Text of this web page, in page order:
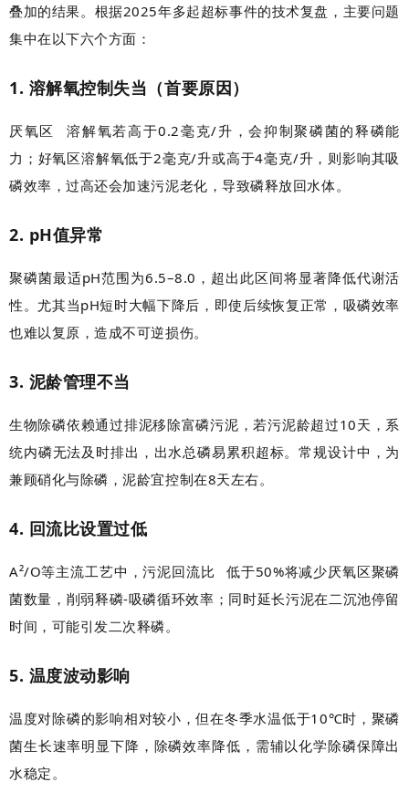
叠加的结果。根据2025年多起超标事件的技术复盘，主要问题
集中在以下六个方面：
1. 溶解氧控制失当（首要原因）
厌氧区
溶解氧若高于0.2毫克/升，会抑制聚磷菌的释磷能
力；好氧区溶解氧低于2毫克/升或高于4毫克/升，则影响其吸
磷效率，过高还会加速污泥老化，导致磷释放回水体。
2. pH值异常
聚磷菌最适pH范围为6.5–8.0，超出此区间将显著降低代谢活
性。尤其当pH短时大幅下降后，即使后续恢复正常，吸磷效率
也难以复原，造成不可逆损伤。
3. 泥龄管理不当
生物除磷依赖通过排泥移除富磷污泥，若污泥龄超过10天，系
统内磷无法及时排出，出水总磷易累积超标。常规设计中，为
兼顾硝化与除磷，泥龄宜控制在8天左右。
4. 回流比设置过低
A²/O等主流工艺中，污泥回流比
低于50%将减少厌氧区聚磷
菌数量，削弱释磷-吸磷循环效率；同时延长污泥在二沉池停留
时间，可能引发二次释磷。
5. 温度波动影响
温度对除磷的影响相对较小，但在冬季水温低于10℃时，聚磷
菌生长速率明显下降，除磷效率降低，需辅以化学除磷保障出
水稳定。